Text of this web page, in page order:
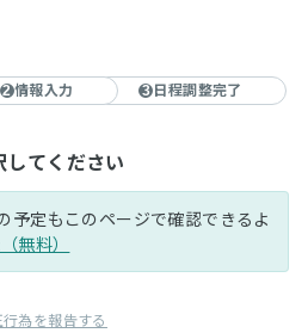
2情報入力 3 日程調整完了
してください
予定もこのページで確認できるよ
無料）
行為を報告する